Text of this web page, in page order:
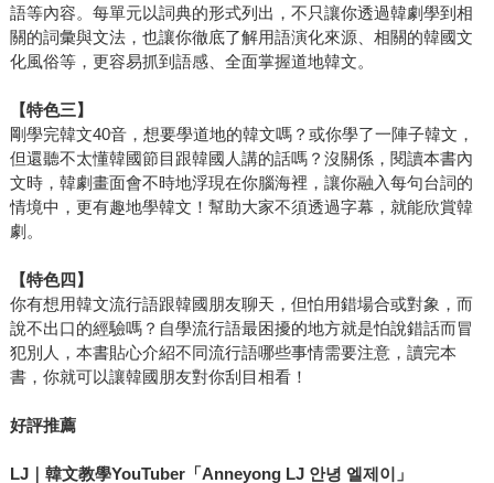
語等內容。每單元以詞典的形式列出，不只讓你透過韓劇學到相
關的詞彙與文法，也讓你徹底了解用語演化來源、相關的韓國文
化風俗等，更容易抓到語感、全面掌握道地韓文。
【特色三】
剛學完韓文40音，想要學道地的韓文嗎？或你學了一陣子韓文，
但還聽不太懂韓國節目跟韓國人講的話嗎？沒關係，閱讀本書內
文時，韓劇畫面會不時地浮現在你腦海裡，讓你融入每句台詞的
情境中，更有趣地學韓文！幫助大家不須透過字幕，就能欣賞韓
劇。
【特色四】
你有想用韓文流行語跟韓國朋友聊天，但怕用錯場合或對象，而
說不出口的經驗嗎？自學流行語最困擾的地方就是怕說錯話而冒
犯別人，本書貼心介紹不同流行語哪些事情需要注意，讀完本
書，你就可以讓韓國朋友對你刮目相看！
好評推薦
LJ｜韓文教學YouTuber「Anneyong LJ 안녕 엘제이 」